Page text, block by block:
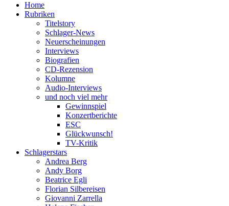
Home
Rubriken
Titelstory
Schlager-News
Neuerscheinungen
Interviews
Biografien
CD-Rezension
Kolumne
Audio-Interviews
und noch viel mehr
Gewinnspiel
Konzertberichte
ESC
Glückwunsch!
TV-Kritik
Schlagerstars
Andrea Berg
Andy Borg
Beatrice Egli
Florian Silbereisen
Giovanni Zarrella